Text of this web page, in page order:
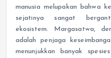
manusia melupakan bahwa
sejatinya sangat
ekosistem. Margasatwa,
adalah penjaga
menunjukkan banyak